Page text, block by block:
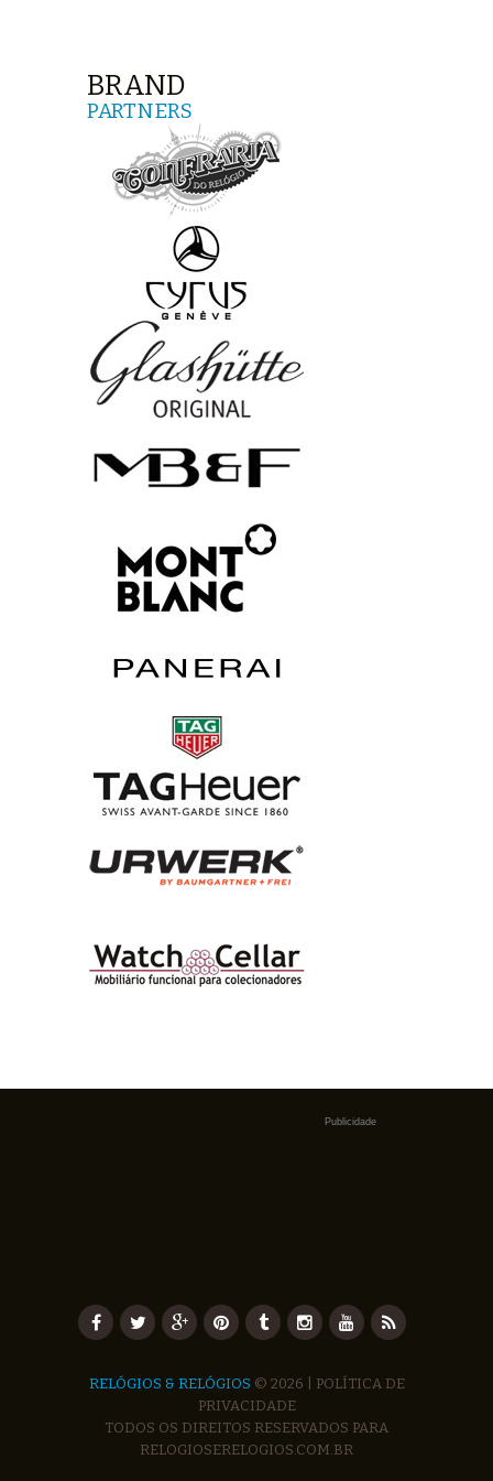
BRAND
PARTNERS
Publicidade
RELÓGIOS & RELÓGIOS © 2026 | POLÍTICA DE
PRIVACIDADE
TODOS OS DIREITOS RESERVADOS PARA
RELOGIOSERELOGIOS.COM.BR